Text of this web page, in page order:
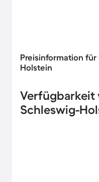
Preisinformation
Holstein
Verfügbarkeit
Schleswig-